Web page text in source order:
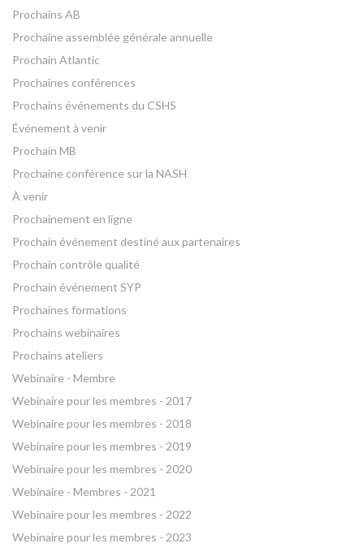
Prochains AB
Prochaine assemblée générale annuelle
Prochain Atlantic
Prochaines conférences
Prochains événements du CSHS
Événement à venir
Prochain MB
Prochaine conférence sur la NASH
À venir
Prochainement en ligne
Prochain événement destiné aux partenaires
Prochain contrôle qualité
Prochain événement SYP
Prochaines formations
Prochains webinaires
Prochains ateliers
Webinaire - Membre
Webinaire pour les membres - 2017
Webinaire pour les membres - 2018
Webinaire pour les membres - 2019
Webinaire pour les membres - 2020
Webinaire - Membres - 2021
Webinaire pour les membres - 2022
Webinaire pour les membres - 2023